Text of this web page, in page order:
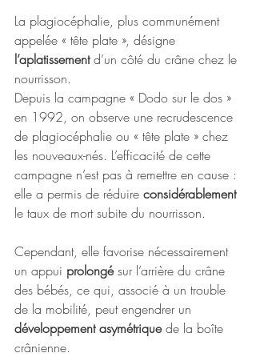
La plagiocéphalie, plus communément
appelée « tête plate », désigne
l’aplatissement d’un côté du crâne chez le
nourrisson.
Depuis la campagne « Dodo sur le dos »
en 1992, on observe une recrudescence
de plagiocéphalie ou « tête plate » chez
les nouveaux-nés. L’efficacité de cette
campagne n’est pas à remettre en cause :
elle a permis de réduire considérablement
le taux de mort subite du nourrisson.
Cependant, elle favorise nécessairement
un appui prolongé sur l’arrière du crâne
des bébés, ce qui, associé à un trouble
de la mobilité, peut engendrer un
développement asymétrique de la boîte
crânienne.